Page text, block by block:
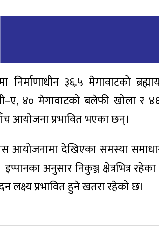
निर्माणाधीन ३६.५ मेगावाटको
४० मेगावाटको बलेफी खोला र
आयोजना प्रभावित भएका छन्।
आयोजनामा देखिएका समस्या
अनुसार निकुञ्ज क्षेत्रभित्र
लक्ष्य प्रभावित हुने खतरा रहेको छ।